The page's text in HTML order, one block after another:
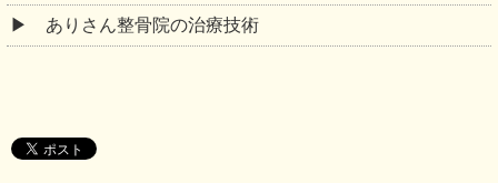
ありさん整骨院の治療技術